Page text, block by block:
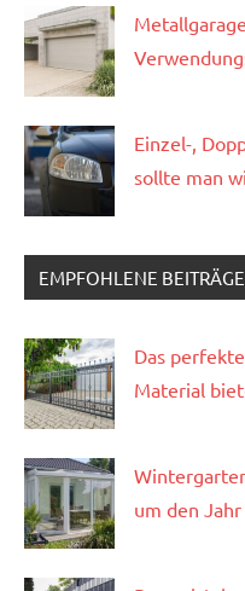
Einzel-,
sollte man
EMPFOHLENE BEITRÄGE
Das
Material
um den